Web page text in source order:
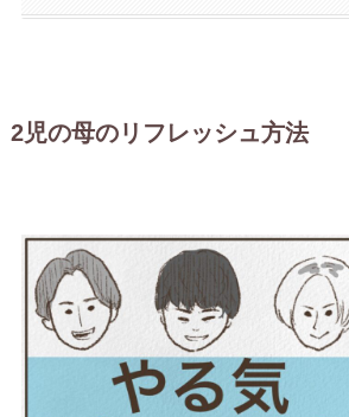
2児の母のリフレッシュ方法